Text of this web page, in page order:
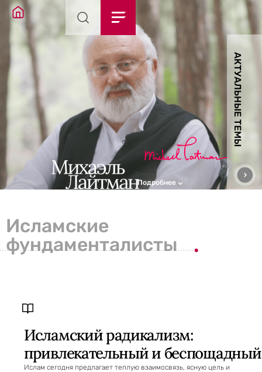
АКТУАЛЬНЫЕ ТЕМЫ
Подробнее
Исламские
фундаменталисты
Исламский радикализм:
привлекательный и беспощадный
Ислам сегодня предлагает теплую взаимосвязь, ясную цель и